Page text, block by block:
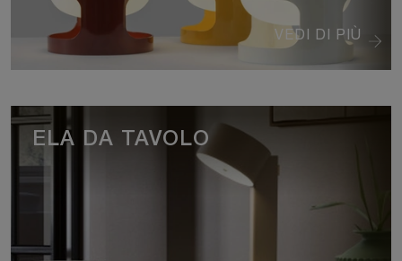
VEDI DI PIÙ
ELA DA TAVOLO